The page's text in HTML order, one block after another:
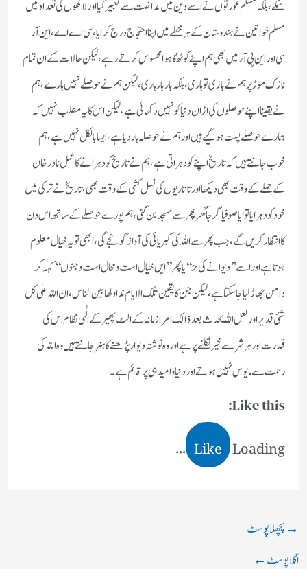
سکے، بلکہ مسلم عورتوں نے اسے دین میں مداخلت سے تعبیر کیا اور لاکھوں کی تعداد میں
مسلم خواتین نے ہندوستان کے ہر خطے میں اپنا احتجاج درج کرایا، سی اے اے ، این آر
سی اور این پی آر میں بھی ہم اپنے کو ٹھگا ہوا محسوس کر تے رہے، لیکن حالات کے ان تمام
نازک موڑ پر ہم نے بازی تو ہاری، بلکہ بار بار ہاری ، لیکن ہم نے حوصلے نہیں ہارے ، ہم
نے یقینا اپنے حوصلوں کی اڑان دنیا کو نہیں دکھائی ہے، لیکن اس کا یہ مطلب نہیں کہ
ہمارے حوصلے پست ہو گیے ہیں اور ہم نے حوصلہ ہار دیا ہے، ایسا بالکل نہیں ہے، ہم
خوب جانتے ہیں کہ تاریخ اپنے کو دہراتی ہے ، ہم نے تاریخ کو دہرانے کا عمل نادر خان
کے حملے کے وقت بھی دیکھا اور تاتاریوں کی نسل کشی کے وقت بھی ، تاریخ نے ترکی میں
خود کو دہرایا تو ایا صوفیا گرجا گھر پھر سے مسجد بن گئی ، ہم پورے حوصلے کے ساتھ اس دن
کا انتظار کریں گے، جب پھر سے اللہ کی کبریائی کی آواز گونجے گی ، ابھی تو یہ خیال معلوم
ہوتا ہے اور اسے ’’دیوانے کی بڑ‘‘یا پھر’’ ایں خیال است ومحال است وجنوں‘‘ کہہ کر
دامن جھاڑ لیا جا سکتا ہے ، لیکن جن کا یقین تلک الایام نداولھا بین الناس، ان اللہ علی کل
شئی قدیر اور لعل اللہ یحدث بعد ذالک امرا زمانہ کے الٹ پھیر کے الٰہی نظام اس کی
قدرت اور ہر شر سے خیر نکلنے پر ہے اور وہ نوشتہ دیوار پڑھنے کا ہنر جانتے ہیں وہ اللہ کی
رحمت سے مایوس نہیں ہوتے اور دنیا و امید ہی پر قائم ہے ۔
Like this:
Like Loading...
→پچھلا پوسٹ
اگلا پوسٹ←